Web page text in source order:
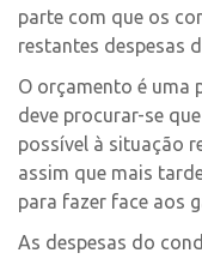
parte com que os
restantes despesas
O orçamento é uma
deve procurar-se
possível à situação
assim que mais
para fazer face aos
As despesas do